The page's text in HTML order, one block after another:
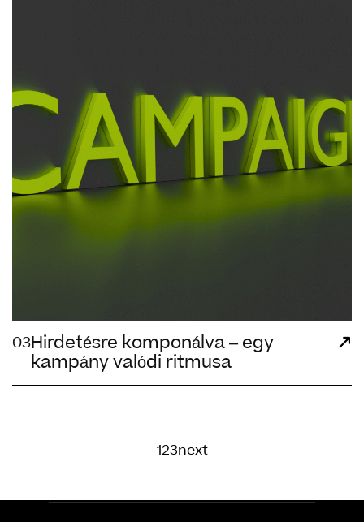
03Hirdetésre komponálva – egy
kampány valódi ritmusa
123next